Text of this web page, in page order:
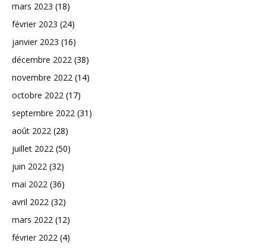
mars 2023 (18)
février 2023 (24)
janvier 2023 (16)
décembre 2022 (38)
novembre 2022 (14)
octobre 2022 (17)
septembre 2022 (31)
août 2022 (28)
juillet 2022 (50)
juin 2022 (32)
mai 2022 (36)
avril 2022 (32)
mars 2022 (12)
février 2022 (4)